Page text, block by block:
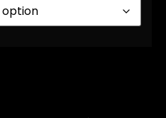
Cinevilla filmu